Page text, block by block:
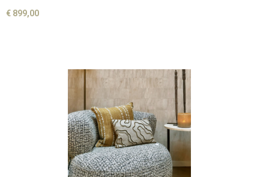
€ 899,00